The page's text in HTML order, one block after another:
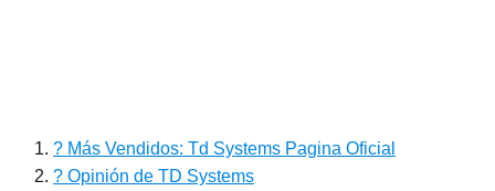
? Más Vendidos: Td Systems Pagina Oficial
? Opinión de TD Systems